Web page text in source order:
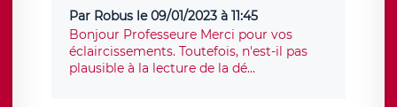
Par Robus le 09/01/2023 à 11:45
Bonjour Professeure Merci pour vos
éclaircissements. Toutefois, n'est-il pas
plausible à la lecture de la dé...